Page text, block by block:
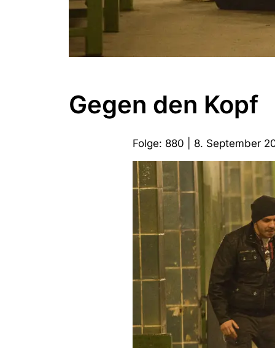
Gegen den Kopf
Folge: 880 | 8. September